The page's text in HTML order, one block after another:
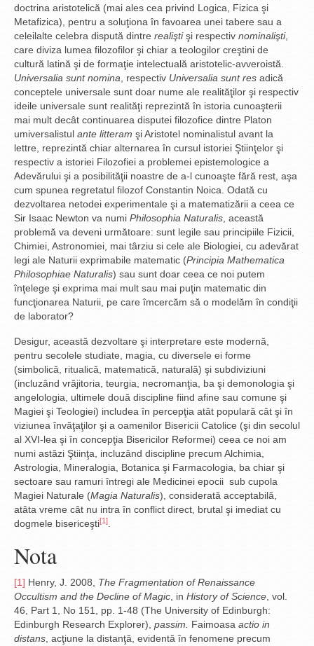
doctrina aristotelică (mai ales cea privind Logica, Fizica şi
Metafizica), pentru a soluţiona în favoarea unei tabere sau a
celeilalte celebra dispută dintre realiştişi respectiv nominalişti,
care diviza lumea filozofilor şi chiar a teologilor creştini de
cultură latină şi de formaţie intelectuală aristotelic-avveroistă.
Universalia sunt nomina , respectiv Universalia sunt res adică
conceptele universale sunt doar nume ale realităţilor şi respectiv
ideile universale sunt realităţi reprezintă în istoria cunoaşterii
mai mult decât continuarea disputei filozofice dintre Platon
umiversalistul ante litteram şi Aristotel nominalistul avant la
lettre, reprezintă chiar alternarea în cursul istoriei Ştiinţelor şi
respectiv a istoriei Filozofiei a problemei epistemologice a
Adevărului şi a posibilităţii noastre de a-l cunoaşte fără rest, aşa
cum spunea regretatul filozof Constantin Noica. Odată cu
dezvoltarea netodei experimentale şi a matematizării a ceea ce
Sir Isaac Newton va numi Philosophia Naturalis , această
problemă va deveni următoare: sunt legile sau principiile Fizicii,
Chimiei, Astronomiei, mai târziu si cele ale Biologiei, cu adevărat
legi ale Naturii exprimabile matematic (Principia Mathematica
Philosophiae Naturalis) sau sunt doar ceea ce noi putem
înţelege şi exprima mai mult sau mai puţin matematic din
funcţionarea Naturii, pe care îmcercăm să o modelăm în condiţii
de laborator?
Desigur, această dezvoltare şi interpretare este modernă,
pentru secolele studiate, magia, cu diversele ei forme
(simbolică, ritualică, matematică, naturală) şi subdiviziuni
(incluzând vrăjitoria, teurgia, necromanţia, ba şi demonologia şi
angelologia, ultimele două discipline fiind afine sau comune şi
Magiei şi Teologiei) includea în percepţia atât populară cât şi în
viziunea învăţaţilor şi a oamenilor Bisericii Catolice (şi din secolul
al XVI-lea şi în concepţia Bisericilor Reformei) ceea ce noi am
numi astăzi Ştiinţa, incluzând discipline precum Alchimia,
Astrologia, Mineralogia, Botanica şi Farmacologia, ba chiar şi
sectoare sau ramuri întregi ale Medicinei epocii sub cupola
Magiei Naturale (Magia Naturalis), considerată acceptabilă,
atâta vreme cât nu intra în conflict direct, brutal şi imediat cu
dogmele bisericeşti[1]
Nota
[1] Henry, J. 2008, The Fragmentation of Renaissance
Occultism and the Decline of Magic , in History of Science , vol.
46, Part 1, No 151, pp. 1-48 (The University of Edinburgh:
Edinburgh Research Explorer), passim. Faimoasa actio in
distans , acţiune la distanţă, evidentă în fenomene precum